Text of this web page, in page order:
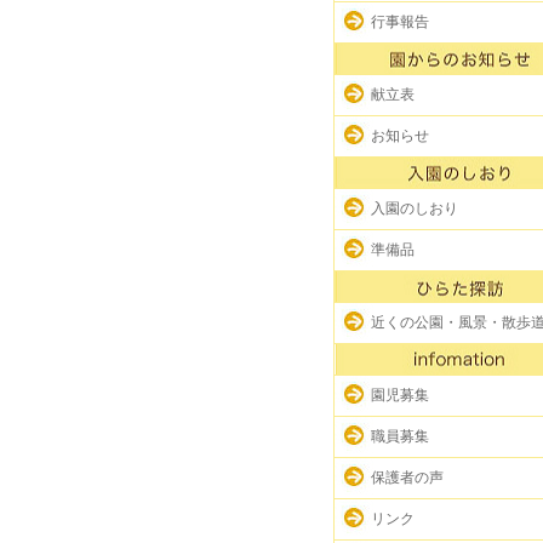
行事報告
献立表
お知らせ
入園のしおり
準備品
近くの公園・風景・散歩道
園児募集
職員募集
保護者の声
リンク